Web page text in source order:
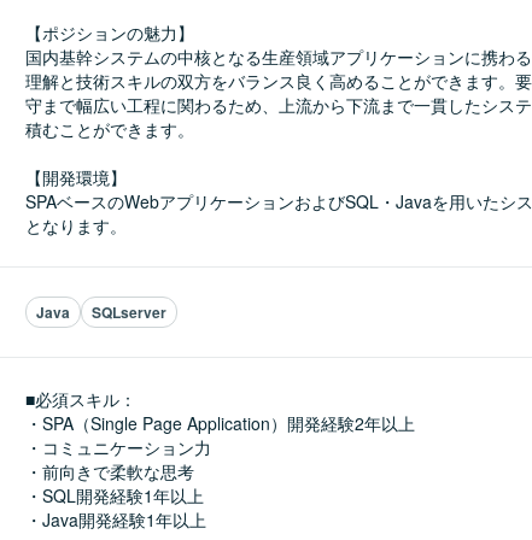
【ポジションの魅力】
国内基幹システムの中核となる生産領域アプリケーションに携わ
理解と技術スキルの双方をバランス良く高めることができます。
守まで幅広い工程に関わるため、上流から下流まで一貫したシス
積むことができます。
【開発環境】
SPAベースのWebアプリケーションおよびSQL・Javaを用いたシ
となります。
Java SQLserver
■必須スキル：
・SPA（Single Page Application）開発経験2年以上
・コミュニケーション力
・前向きで柔軟な思考
・SQL開発経験1年以上
・Java開発経験1年以上